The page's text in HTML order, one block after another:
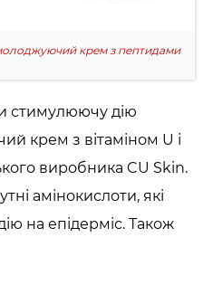
крем з пептидами
стимулюючу дію
крем з вітаміном U і
виробника CU Skin.
амінокислоти, які
на епідерміс. Також